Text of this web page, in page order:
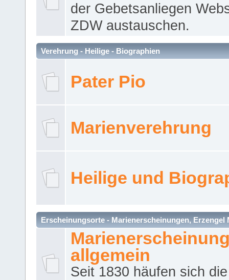
der Gebetsanliegen
ZDW austauschen.
Verehrung - Heilige - Biographien
Pater Pio
Marienverehrung
Heilige und
Erscheinungsorte - Marienerscheinungen, Erzengel
allgemein
Seit 1830 häufen sich